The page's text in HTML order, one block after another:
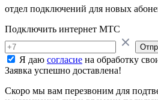
отдел подключений для новых
Подключить интернет МТС
Я даю согласие на обработку
Заявка успешно доставлена!
Скоро мы вам перезвоним для